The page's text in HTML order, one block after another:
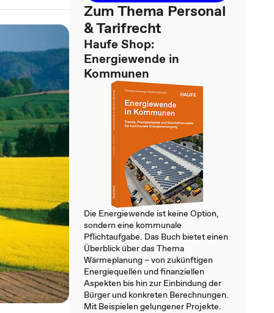
Zum Thema Personal
& Tarifrecht
Haufe Shop:
Energiewende in
Kommunen
Die Energiewende ist keine Option,
sondern eine kommunale
Pflichtaufgabe. Das Buch bietet einen
Überblick über das Thema
Wärmeplanung – von zukünftigen
Energiequellen und finanziellen
Aspekten bis hin zur Einbindung der
Bürger und konkreten Berechnungen.
Mit Beispielen gelungener Projekte.